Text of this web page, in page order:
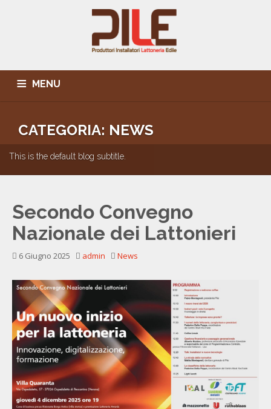
MENU
CATEGORIA: NEWS
This is the default blog subtitle.
Secondo Convegno
Nazionale dei Lattonieri
6 Giugno 2025 admin News